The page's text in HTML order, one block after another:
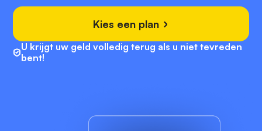
Kies een plan
U krijgt uw geld volledig terug als u niet tevreden
bent!